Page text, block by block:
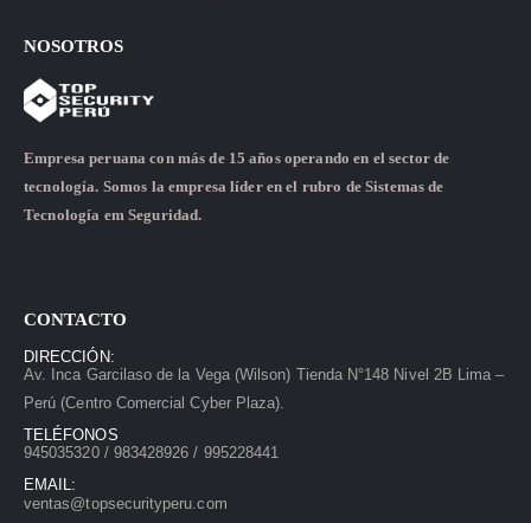
NOSOTROS
Empresa peruana con más de 15 años operando en el sector de
tecnología. Somos la empresa líder en el rubro de Sistemas de
Tecnología em Seguridad.
CONTACTO
DIRECCIÓN:
Av. Inca Garcilaso de la Vega (Wilson) Tienda N°148 Nivel 2B Lima –
Perú (Centro Comercial Cyber Plaza).
TELÉFONOS
945035320 / 983428926 / 995228441
EMAIL:
ventas@topsecurityperu.com